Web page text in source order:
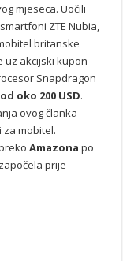
mjeseca. Uočili
ZTE Nubia,
britanske
uz akcijski kupon
Snapdragon
oko 200 USD.
ovog članka
mobitel.
Amazona po
prije